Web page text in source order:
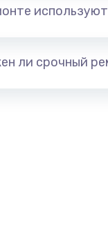
ли срочный